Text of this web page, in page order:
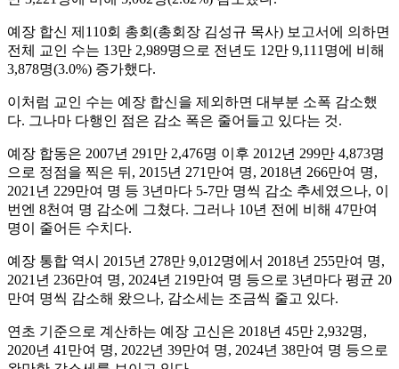
예장 합신 제110회 총회(총회장 김성규 목사) 보고서에 의하면
전체 교인 수는 13만 2,989명으로 전년도 12만 9,111명에 비해
3,878명(3.0%) 증가했다.
이처럼 교인 수는 예장 합신을 제외하면 대부분 소폭 감소했
다. 그나마 다행인 점은 감소 폭은 줄어들고 있다는 것.
예장 합동은 2007년 291만 2,476명 이후 2012년 299만 4,873명
으로 정점을 찍은 뒤, 2015년 271만여 명, 2018년 266만여 명,
2021년 229만여 명 등 3년마다 5-7만 명씩 감소 추세였으나, 이
번엔 8천여 명 감소에 그쳤다. 그러나 10년 전에 비해 47만여
명이 줄어든 수치다.
예장 통합 역시 2015년 278만 9,012명에서 2018년 255만여 명,
2021년 236만여 명, 2024년 219만여 명 등으로 3년마다 평균 20
만여 명씩 감소해 왔으나, 감소세는 조금씩 줄고 있다.
연초 기준으로 계산하는 예장 고신은 2018년 45만 2,932명,
2020년 41만여 명, 2022년 39만여 명, 2024년 38만여 명 등으로